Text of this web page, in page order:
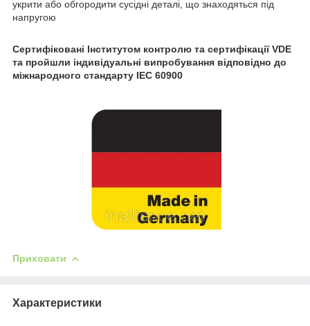
укрити або обгородити сусідні деталі, що знаходяться під
напругою
Сертифіковані Інститутом контролю та сертифікації VDE
та пройшли індивідуальні випробування відповідно до
міжнародного стандарту IEC 60900
Приховати
Характеристики